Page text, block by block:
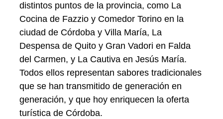
distintos puntos de la provincia, como La
Cocina de Fazzio y Comedor Torino en la
ciudad de Córdoba y Villa María, La
Despensa de Quito y Gran Vadori en Falda
del Carmen, y La Cautiva en Jesús María.
Todos ellos representan sabores tradicionales
que se han transmitido de generación en
generación, y que hoy enriquecen la oferta
turística de Córdoba.